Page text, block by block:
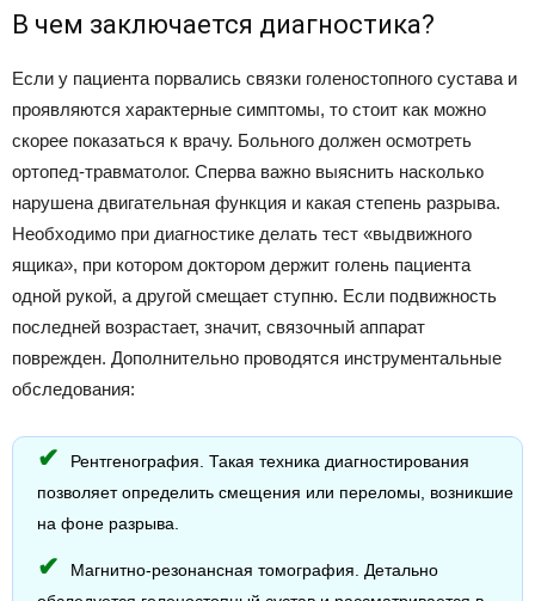
В чем заключается диагностика?
Если у пациента порвались связки голеностопного сустава и
проявляются характерные симптомы, то стоит как можно
скорее показаться к врачу. Больного должен осмотреть
ортопед-травматолог. Сперва важно выяснить насколько
нарушена двигательная функция и какая степень разрыва.
Необходимо при диагностике делать тест «выдвижного
ящика», при котором доктором держит голень пациента
одной рукой, а другой смещает ступню. Если подвижность
последней возрастает, значит, связочный аппарат
поврежден. Дополнительно проводятся инструментальные
обследования:
Рентгенография. Такая техника диагностирования
позволяет определить смещения или переломы, возникшие
на фоне разрыва.
Магнитно-резонансная томография. Детально